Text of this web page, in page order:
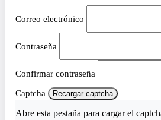
Correo electrónico
Contraseña
Confirmar contraseña
Captcha Recargar captcha
Abre esta pestaña para cargar el